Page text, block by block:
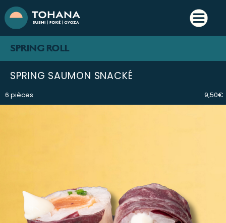
SPRING ROLL
SPRING SAUMON SNACKÉ
6 pièces 9,50€